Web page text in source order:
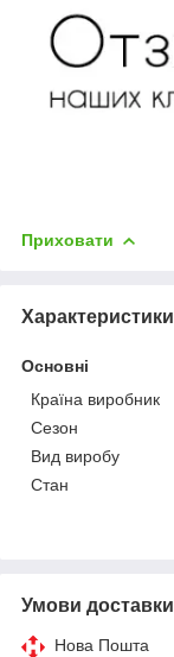
Приховати
Характеристики
Основні
Країна виробник
Сезон
Вид виробу
Стан
Умови доставки
Нова Пошта